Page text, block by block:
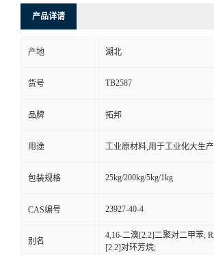
产品详请
产地 湖北
货号 TB2587
品牌 拓邦
用途 工业原材料,用于工业化大生产
包装规格 25kg/200kg/5kg/1kg
CAS编号 23927-40-4
别名
4,16-二溴[2.2]二聚对二甲苯;
[2.2]对环芳烷;